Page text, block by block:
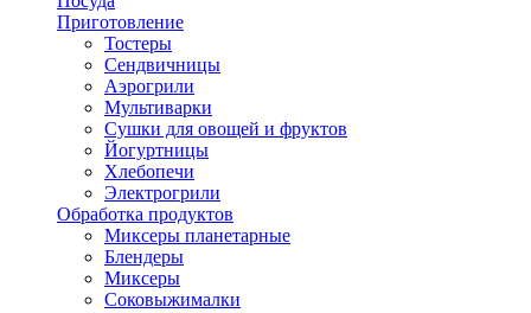
Приготовление
Тостеры
Сендвичницы
Аэрогрили
Мультиварки
Сушки для овощей и фруктов
Йогуртницы
Хлебопечи
Электрогрили
Обработка продуктов
Миксеры планетарные
Блендеры
Миксеры
Соковыжималки